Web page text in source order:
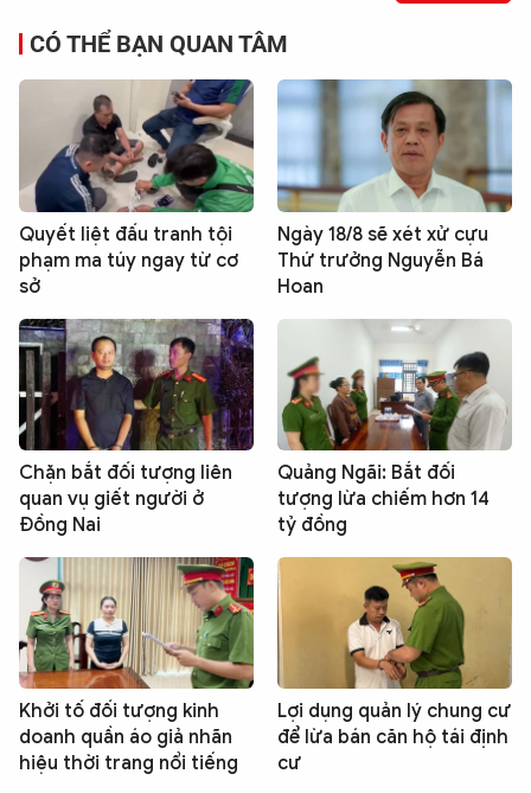
CÓ THỂ BẠN QUAN TÂM
Quyết liệt đấu tranh tội
phạm ma túy ngay từ cơ
sở
Ngày 18/8 sẽ xét xử cựu
Thứ trưởng Nguyễn Bá
Hoan
Chặn bắt đối tượng liên
quan vụ giết người ở
Đồng Nai
Quảng Ngãi: Bắt đối
tượng lừa chiếm hơn 14
tỷ đồng
Khởi tố đối tượng kinh
doanh quần áo giả nhãn
hiệu thời trang nổi tiếng
Lợi dụng quản lý chung cư
để lừa bán căn hộ tái định
cư